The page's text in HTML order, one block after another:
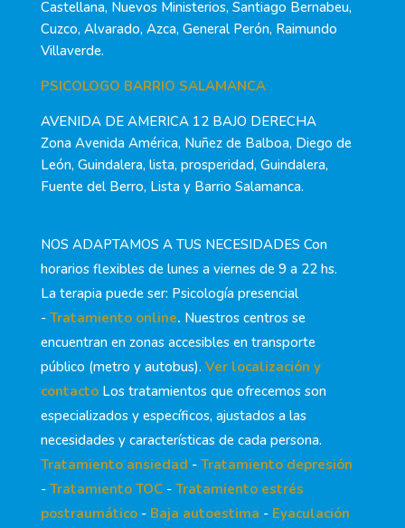
Castellana, Nuevos Ministerios, Santiago Bernabeu,
Cuzco, Alvarado, Azca, General Perón, Raimundo
Villaverde.
PSICOLOGO BARRIO SALAMANCA
AVENIDA DE AMERICA 12 BAJO DERECHA
Zona Avenida América, Nuñez de Balboa, Diego de
León, Guindalera, lista, prosperidad, Guindalera,
Fuente del Berro, Lista y Barrio Salamanca.
NOS ADAPTAMOS A TUS NECESIDADES Con
horarios flexibles de lunes a viernes de 9 a 22 hs.
La terapia puede ser: Psicología presencial
- Tratamiento online. Nuestros centros se
encuentran en zonas accesibles en transporte
público (metro y autobus). Ver localización y
contactoLos tratamientos que ofrecemos son
especializados y específicos, ajustados a las
necesidades y características de cada persona.
Tratamiento ansiedad - Tratamiento depresión
- Tratamiento TOC- Tratamiento estrés
postraumático- Baja autoestima - Eyaculación